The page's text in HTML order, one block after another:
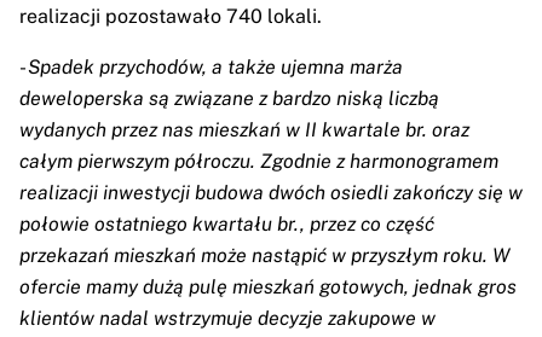
realizacji pozostawało 740 lokali.
-Spadek przychodów, a także ujemna marża
deweloperska są związane z bardzo niską liczbą
wydanych przez nas mieszkań w II kwartale br. oraz
całym pierwszym półroczu. Zgodnie z harmonogramem
realizacji inwestycji budowa dwóch osiedli zakończy się w
połowie ostatniego kwartału br., przez co część
przekazań mieszkań może nastąpić w przyszłym roku. W
ofercie mamy dużą pulę mieszkań gotowych, jednak gros
klientów nadal wstrzymuje decyzje zakupowe w